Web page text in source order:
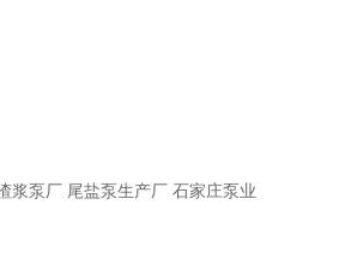
浆泵厂 尾盐泵生产厂 石家庄泵业